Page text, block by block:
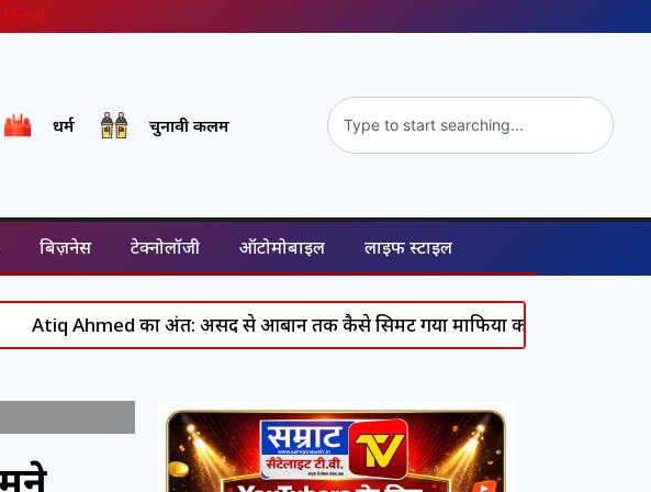
Hindi
धर्म चुनावी कलम
बिज़नेस टेक्नोलॉजी ऑटोमोबाइल लाइफ स्टाइल
का अंत: असद से आबान तक कैसे सिमट गया माफिया का पूरा कुनबा, जानिए कौन कहां